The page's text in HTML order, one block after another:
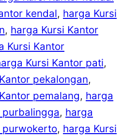
kendal, harga Kursi
, harga Kursi Kantor
Kursi Kantor
Kursi Kantor pati
pekalongan
pemalang, harga
purbalingga, harga
purwokerto, harga Kursi